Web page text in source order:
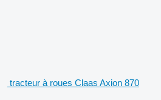
tracteur à roues Claas Axion 870